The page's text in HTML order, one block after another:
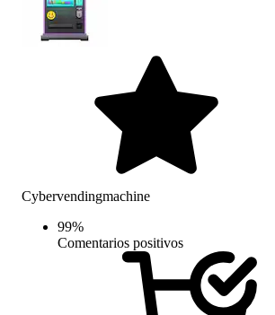
Cybervendingmachine
99%
Comentarios positivos